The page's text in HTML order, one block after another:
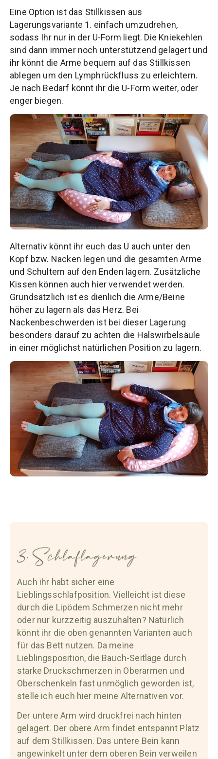
Eine Option ist das Stillkissen aus
Lagerungsvariante 1. einfach umzudrehen,
sodass Ihr nur in der U-Form liegt. Die Kniekehlen
sind dann immer noch unterstützend gelagert und
ihr könnt die Arme bequem auf das Stillkissen
ablegen um den Lymphrückfluss zu erleichtern.
Je nach Bedarf könnt ihr die U-Form weiter, oder
enger biegen.
Alternativ könnt ihr euch das U auch unter den
Kopf bzw. Nacken legen und die gesamten Arme
und Schultern auf den Enden lagern. Zusätzliche
Kissen können auch hier verwendet werden.
Grundsätzlich ist es dienlich die Arme/Beine
höher zu lagern als das Herz. Bei
Nackenbeschwerden ist bei dieser Lagerung
besonders darauf zu achten die Halswirbelsäule
in einer möglichst natürlichen Position zu lagern.
3. Schlaflagerung
Auch ihr habt sicher eine
Lieblingsschlafposition. Vielleicht ist diese
durch die Lipödem Schmerzen nicht mehr
oder nur kurzzeitig auszuhalten? Natürlich
könnt ihr die oben genannten Varianten auch
für das Bett nutzen. Da meine
Lieblingsposition, die Bauch-Seitlage durch
starke Druckschmerzen in Oberarmen und
Oberschenkeln fast unmöglich geworden ist,
stelle ich euch hier meine Alternativen vor.
Der untere Arm wird druckfrei nach hinten
gelagert. Der obere Arm findet entspannt Platz
auf dem Stillkissen. Das untere Bein kann
angewinkelt unter dem oberen Bein verweilen